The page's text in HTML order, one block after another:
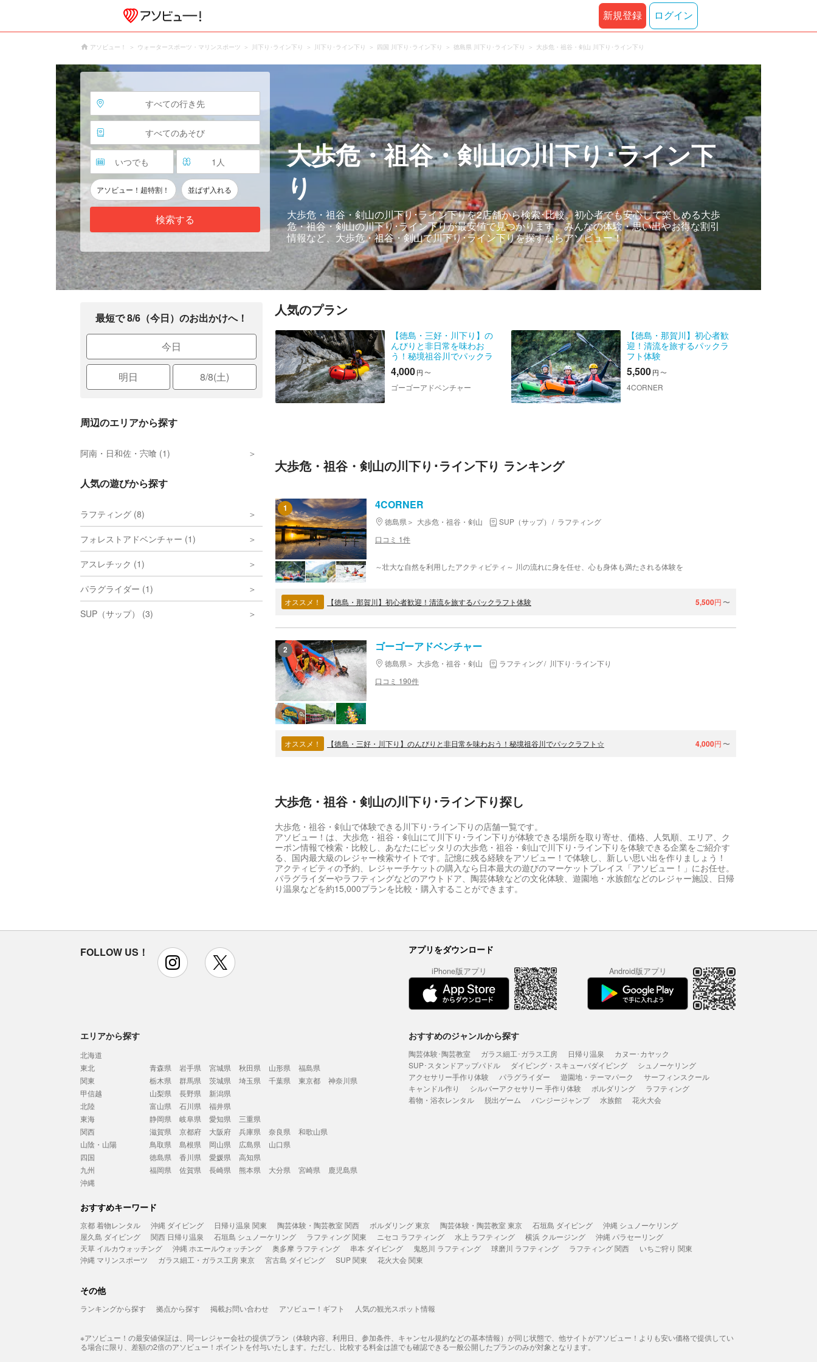
新規登録 ログイン
アソビュー！ ウォータースポーツ・マリンスポーツ 川下り･ライン下り 川下り･ライン下り 四国 川下り･ライン下り 徳島県 川下り･ライン下り 大歩危・祖谷・剣山 川下り･ライン下り
すべての行き先
すべてのあそび
いつでも 1 人
アソビュー！超特割！ 並ばず入れる
検索する
大歩危・祖谷・剣山の川下り･ライン下
り
大歩危・祖谷・剣山の川下り･ライン下りを2店舗から検索･比較。初心者でも安心して楽しめる大歩
危・祖谷・剣山の川下り･ライン下りが最安値で見つかります。みんなの体験・思い出やお得な割引
情報など、大歩危・祖谷・剣山で川下り･ライン下りを探すならアソビュー！
最短で 8/6（今日）のお出かけへ！
今日
明日 8/8(土)
周辺のエリアから探す
阿南・日和佐・宍喰 (1)
人気の遊びから探す
ラフティング (8)
フォレストアドベンチャー (1)
アスレチック (1)
パラグライダー (1)
SUP（サップ） (3)
人気のプラン
【徳島・三好・川下り】の
んびりと非日常を味わお
う！秘境祖谷川でパックラ
フト☆
4,000円 〜
ゴーゴーアドベンチャー
【徳島・那賀川】初心者歓
迎！清流を旅するパックラ
フト体験
5,500円 〜
4CORNER
大歩危・祖谷・剣山の川下り･ライン下り ランキング
1 4CORNER
徳島県 大歩危・祖谷・剣山 SUP（サップ）
ラフティング
口コミ 1件
～壮大な自然を利用したアクティビティ～ 川の流れに身を任せ、心も身体も満たされる体験を
オススメ！ 【徳島・那賀川】初心者歓迎！清流を旅するパックラフト体験 5,500円 〜
2 ゴーゴーアドベンチャー
徳島県 大歩危・祖谷・剣山 ラフティング
川下り･ライン下り
口コミ 190件
オススメ！ 【徳島・三好・川下り】のんびりと非日常を味わおう！秘境祖谷川でパックラフト☆ 4,000円 〜
大歩危・祖谷・剣山の川下り･ライン下り探し
大歩危・祖谷・剣山で体験できる川下り･ライン下りの店舗一覧です。
アソビュー！は、大歩危・祖谷・剣山にて川下り･ライン下りが体験できる場所を取り寄せ、価格、人気順、エリア、ク
ーポン情報で検索・比較し、あなたにピッタリの大歩危・祖谷・剣山で川下り･ライン下りを体験できる企業をご紹介す
る、国内最大級のレジャー検索サイトです。記憶に残る経験をアソビュー！で体験し、新しい思い出を作りましょう！
アクティビティの予約、レジャーチケットの購入なら日本最大の遊びのマーケットプレイス「アソビュー！」にお任せ。
パラグライダーやラフティングなどのアウトドア、陶芸体験などの文化体験、遊園地・水族館などのレジャー施設、日帰
り温泉などを約15,000プランを比較・購入することができます。
FOLLOW US！ instagram アプリをダウンロード
iPhone版アプリ Android版アプリ
エリアから探す
北海道
東北
青森県 岩手県 宮城県 秋田県 山形県
福島県
関東
栃木県 群馬県 茨城県 埼玉県 千葉県 東京都
神奈川県
甲信越
山梨県 長野県
新潟県
北陸
富山県 石川県
福井県
東海
静岡県 岐阜県 愛知県
三重県
関西
滋賀県 京都府 大阪府 兵庫県 奈良県
和歌山県
山陰・山陽
鳥取県 島根県 岡山県 広島県
山口県
四国
徳島県 香川県 愛媛県
高知県
九州
福岡県 佐賀県 長崎県 熊本県 大分県 宮崎県
鹿児島県
沖縄
おすすめのジャンルから探す
陶芸体験･陶芸教室 ガラス細工･ガラス工房 日帰り温泉
カヌー･カヤック
SUP･スタンドアップパドル
ダイビング・スキューバダイビング
シュノーケリング
アクセサリー手作り体験
パラグライダー 遊園地・テーマパーク
サーフィンスクール
キャンドル作り
シルバーアクセサリー 手作り体験 ボルダリング
ラフティング
着物・浴衣レンタル
脱出ゲーム バンジージャンプ 水族館 花火大会
おすすめキーワード
京都 着物レンタル 沖縄 ダイビング 日帰り温泉 関東 陶芸体験・陶芸教室 関西 ボルダリング 東京 陶芸体験・陶芸教室 東京 石垣島 ダイビング
沖縄 シュノーケリング
屋久島 ダイビング
関西 日帰り温泉 石垣島 シュノーケリング ラフティング 関東 ニセコ ラフティング 水上 ラフティング 横浜 クルージング
沖縄 パラセーリング
天草 イルカウォッチング
沖縄 ホエールウォッチング 奥多摩 ラフティング 串本 ダイビング 鬼怒川 ラフティング 球磨川 ラフティング ラフティング 関西
いちご狩り 関東
沖縄 マリンスポーツ
ガラス細工・ガラス工房 東京 宮古島 ダイビング SUP 関東 花火大会 関東
その他
ランキングから探す 拠点から探す 掲載お問い合わせ アソビュー！ギフト 人気の観光スポット情報
※アソビュー！の最安値保証は、同一レジャー会社の提供プラン（体験内容、利用日、参加条件、キャンセル規約などの基本情報）が同じ状態で、他サイトがアソビュー！よりも安い価格で提供してい
る場合に限り、差額の2倍のアソビュー！ポイントを付与いたします。ただし、比較する料金は誰でも確認できる一般公開したプランのみが対象となります。